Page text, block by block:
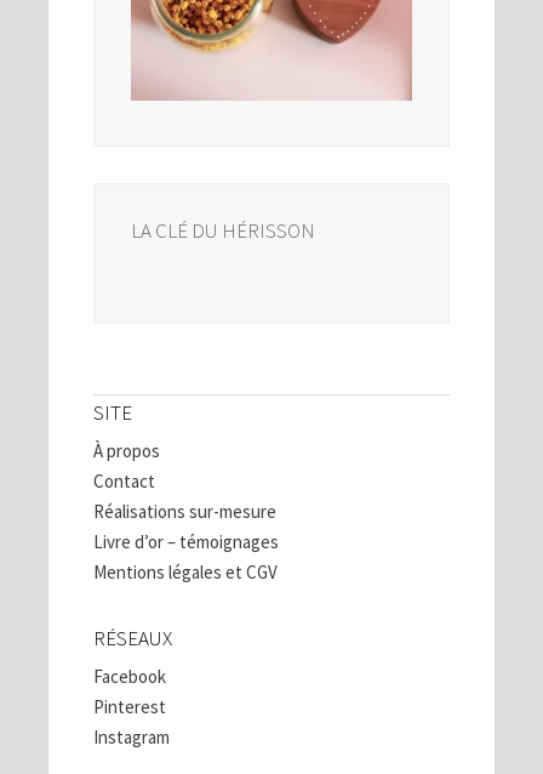
LA CLÉ DU HÉRISSON
SITE
À propos
Contact
Réalisations sur-mesure
Livre d’or – témoignages
Mentions légales et CGV
RÉSEAUX
Facebook
Pinterest
Instagram